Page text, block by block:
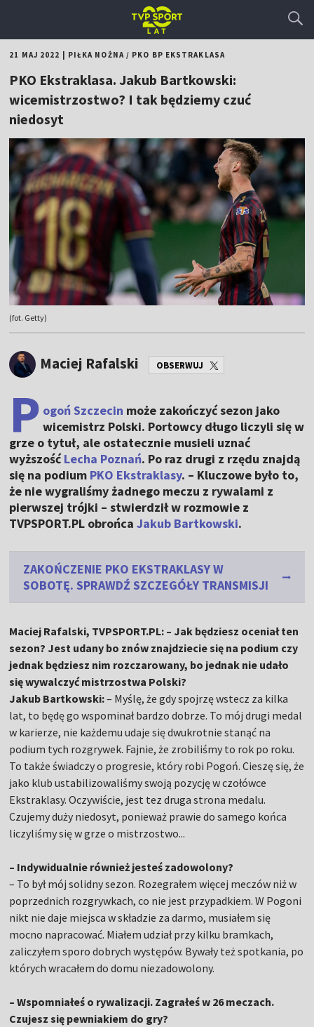
21 MAJ 2022 PIŁKA NOŻNA/ PKO BP EKSTRAKLASA
PKO Ekstraklasa. Jakub Bartkowski:
wicemistrzostwo? I tak będziemy czuć
niedosyt
(fot. Getty)
Maciej Rafalski OBSERWUJ
P ogoń Szczecin może zakończyć sezon jako
wicemistrz Polski. Portowcy długo liczyli się w
grze o tytuł, ale ostatecznie musieli uznać
wyższośćLecha Poznań. Po raz drugi z rzędu znajdą
się na podium PKO Ekstraklasy. – Kluczowe było to,
że nie wygraliśmy żadnego meczu z rywalami z
pierwszej trójki – stwierdził w rozmowie z
TVPSPORT.PL obrońcaJakub Bartkowski.
ZAKOŃCZENIE PKO EKSTRAKLASY W
SOBOTĘ. SPRAWDŹ SZCZEGÓŁY TRANSMISJI
Maciej Rafalski, TVPSPORT.PL: – Jak będziesz oceniał ten
sezon? Jest udany bo znów znajdziecie się na podium czy
jednak będziesz nim rozczarowany, bo jednak nie udało
się wywalczyć mistrzostwa Polski?
Jakub Bartkowski:– Myślę, że gdy spojrzę wstecz za kilka
lat, to będę go wspominał bardzo dobrze. To mój drugi medal
w karierze, nie każdemu udaje się dwukrotnie stanąć na
podium tych rozgrywek. Fajnie, że zrobiliśmy to rok po roku.
To także świadczy o progresie, który robi Pogoń. Cieszę się, że
jako klub ustabilizowaliśmy swoją pozycję w czołówce
Ekstraklasy. Oczywiście, jest tez druga strona medalu.
Czujemy duży niedosyt, ponieważ prawie do samego końca
liczyliśmy się w grze o mistrzostwo...
– Indywidualnie również jesteś zadowolony?
– To był mój solidny sezon. Rozegrałem więcej meczów niż w
poprzednich rozgrywkach, co nie jest przypadkiem. W Pogoni
nikt nie daje miejsca w składzie za darmo, musiałem się
mocno napracować. Miałem udział przy kilku bramkach,
zaliczyłem sporo dobrych występów. Bywały też spotkania, po
których wracałem do domu niezadowolony.
– Wspomniałeś o rywalizacji. Zagrałeś w 26 meczach.
Czujesz się pewniakiem do gry?